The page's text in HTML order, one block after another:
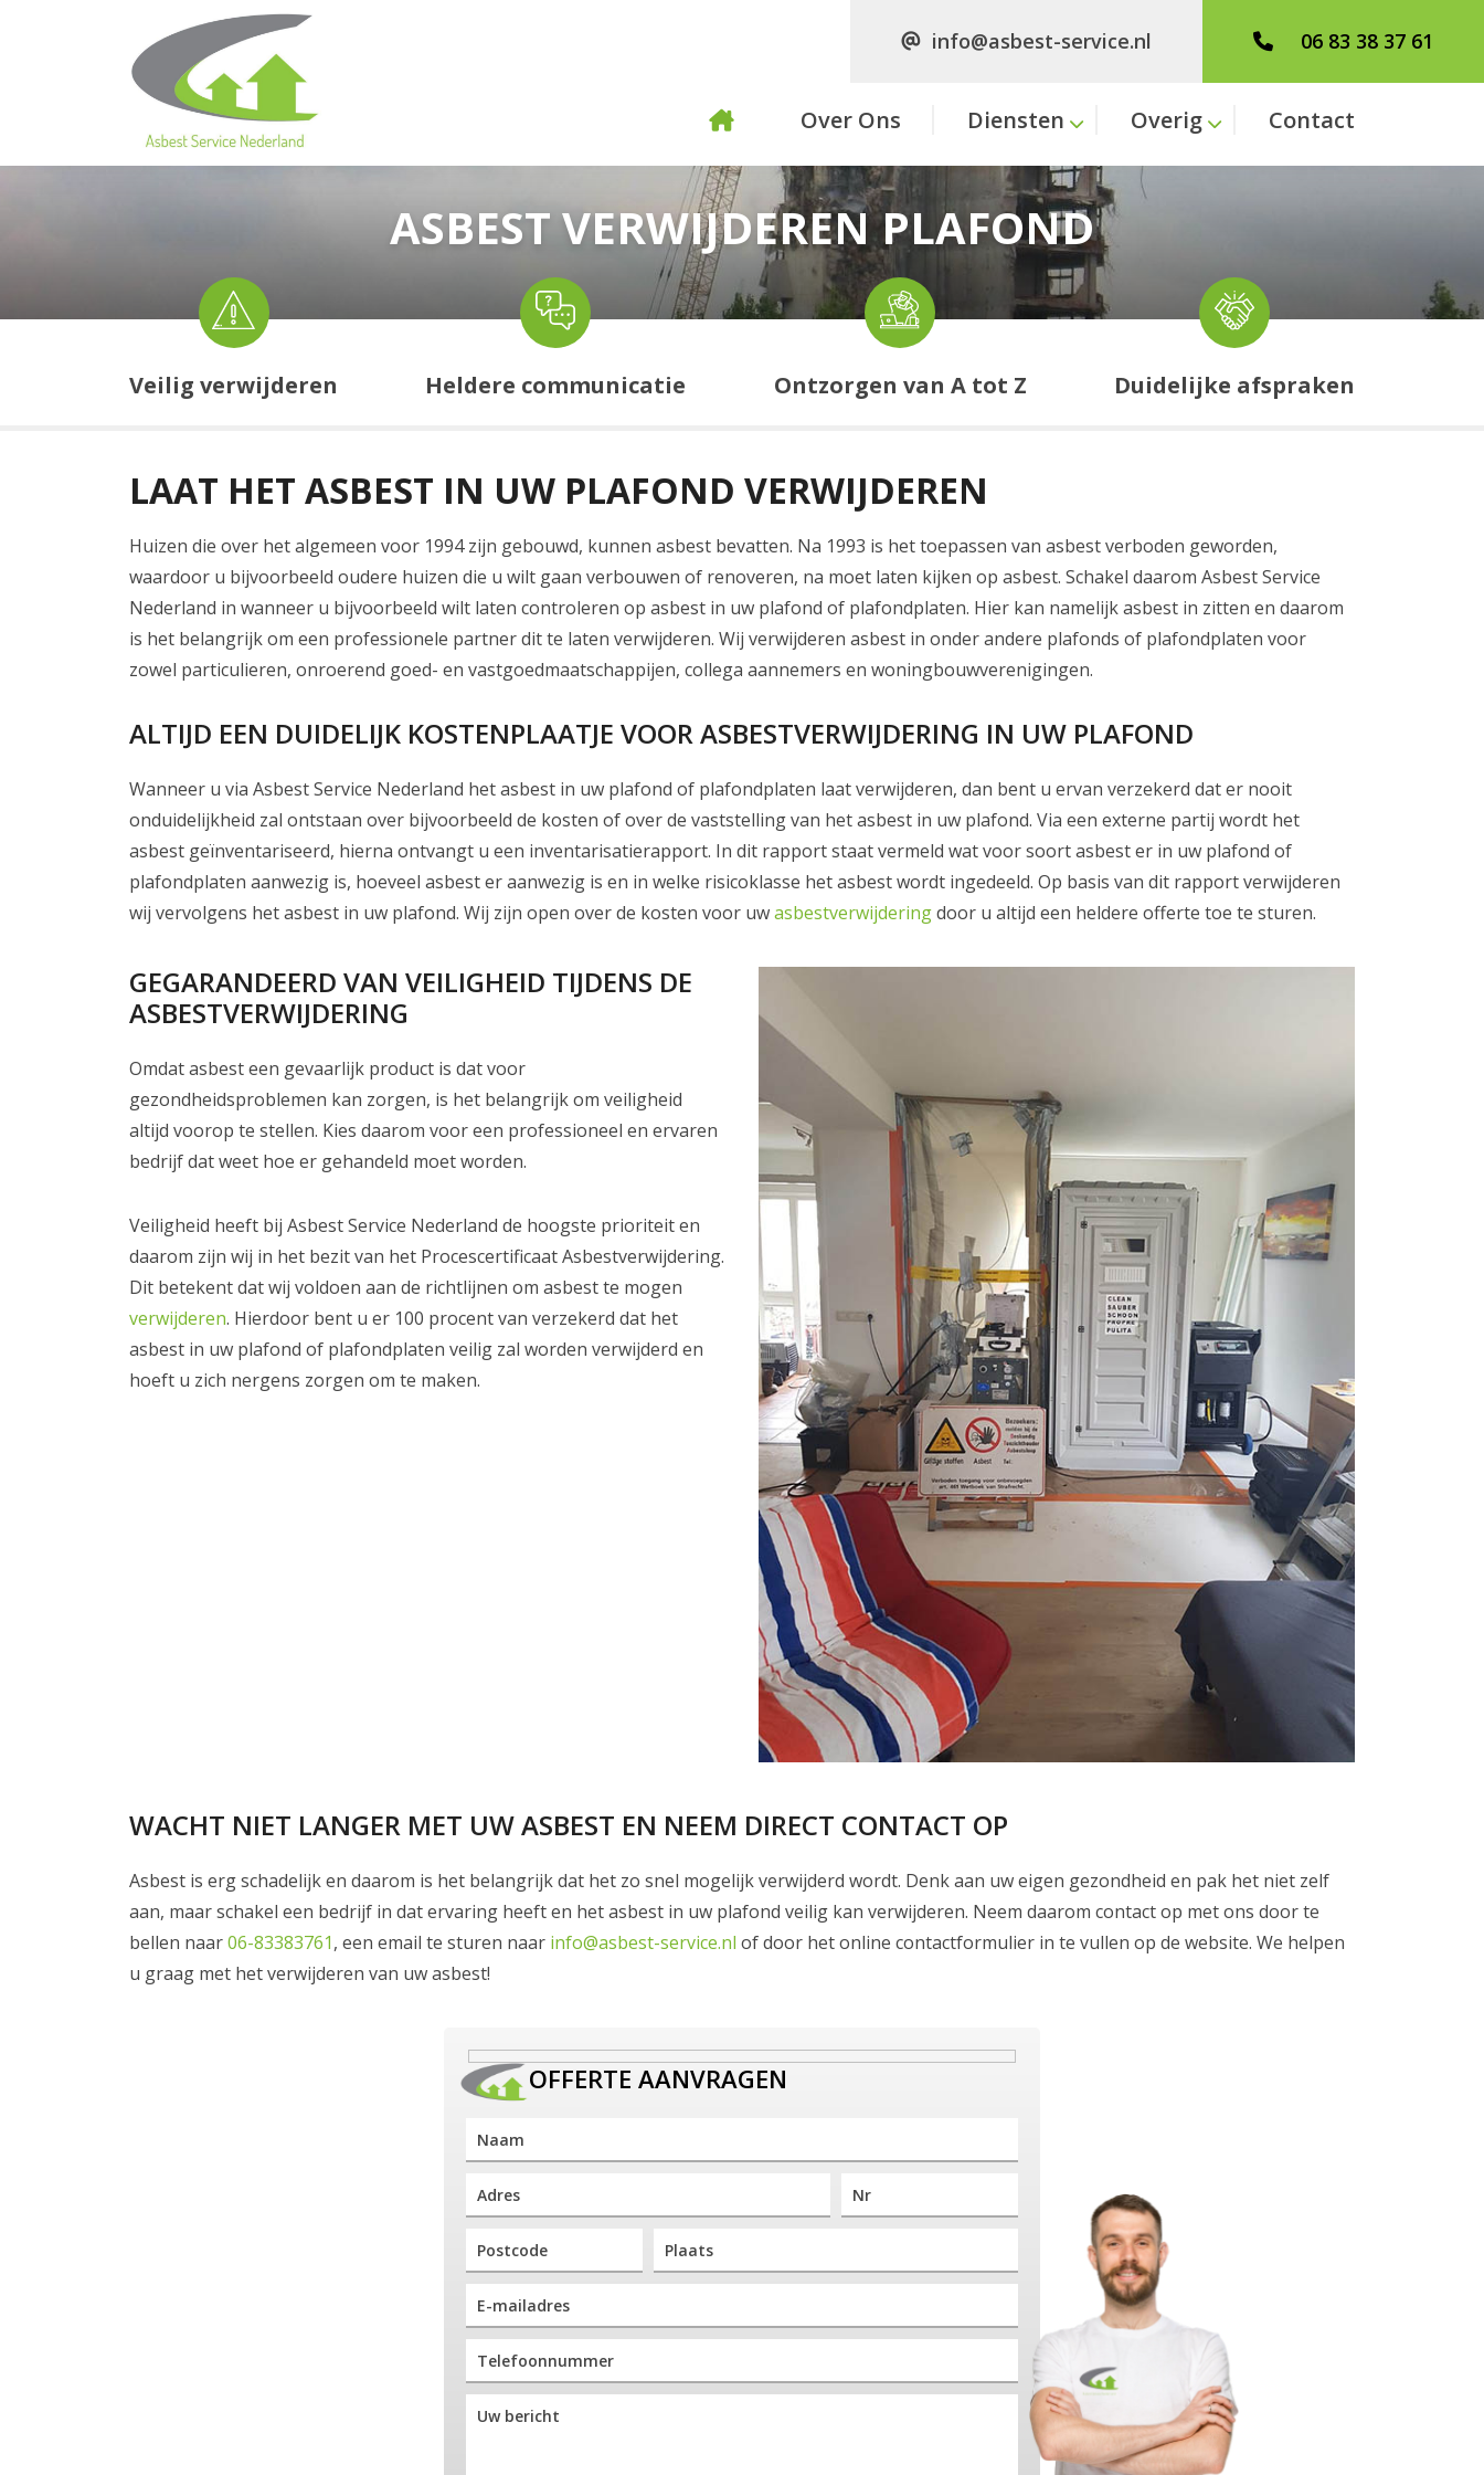
info@asbest-service.nl 06 83 38 37 61
Over Ons Diensten Overig Contact
ASBEST VERWIJDEREN PLAFOND
Veilig verwijderen Heldere communicatie Ontzorgen van A tot Z Duidelijke afspraken
LAAT HET ASBEST IN UW PLAFOND VERWIJDEREN
Huizen die over het algemeen voor 1994 zijn gebouwd, kunnen asbest bevatten. Na 1993 is het toepassen van asbest verboden geworden,
waardoor u bijvoorbeeld oudere huizen die u wilt gaan verbouwen of renoveren, na moet laten kijken op asbest. Schakel daarom Asbest Service
Nederland in wanneer u bijvoorbeeld wilt laten controleren op asbest in uw plafond of plafondplaten. Hier kan namelijk asbest in zitten en daarom
is het belangrijk om een professionele partner dit te laten verwijderen. Wij verwijderen asbest in onder andere plafonds of plafondplaten voor
zowel particulieren, onroerend goed- en vastgoedmaatschappijen, collega aannemers en woningbouwverenigingen.
ALTIJD EEN DUIDELIJK KOSTENPLAATJE VOOR ASBESTVERWIJDERING IN UW PLAFOND
Wanneer u via Asbest Service Nederland het asbest in uw plafond of plafondplaten laat verwijderen, dan bent u ervan verzekerd dat er nooit
onduidelijkheid zal ontstaan over bijvoorbeeld de kosten of over de vaststelling van het asbest in uw plafond. Via een externe partij wordt het
asbest geïnventariseerd, hierna ontvangt u een inventarisatierapport. In dit rapport staat vermeld wat voor soort asbest er in uw plafond of
plafondplaten aanwezig is, hoeveel asbest er aanwezig is en in welke risicoklasse het asbest wordt ingedeeld. Op basis van dit rapport verwijderen
wij vervolgens het asbest in uw plafond. Wij zijn open over de kosten voor uwasbestverwijderingdoor u altijd een heldere offerte toe te sturen.
GEGARANDEERD VAN VEILIGHEID TIJDENS DE
ASBESTVERWIJDERING
Omdat asbest een gevaarlijk product is dat voor
gezondheidsproblemen kan zorgen, is het belangrijk om veiligheid
altijd voorop te stellen. Kies daarom voor een professioneel en ervaren
bedrijf dat weet hoe er gehandeld moet worden.
Veiligheid heeft bij Asbest Service Nederland de hoogste prioriteit en
daarom zijn wij in het bezit van het Procescertificaat Asbestverwijdering.
Dit betekent dat wij voldoen aan de richtlijnen om asbest te mogen
verwijderen. Hierdoor bent u er 100 procent van verzekerd dat het
asbest in uw plafond of plafondplaten veilig zal worden verwijderd en
hoeft u zich nergens zorgen om te maken.
WACHT NIET LANGER MET UW ASBEST EN NEEM DIRECT CONTACT OP
Asbest is erg schadelijk en daarom is het belangrijk dat het zo snel mogelijk verwijderd wordt. Denk aan uw eigen gezondheid en pak het niet zelf
aan, maar schakel een bedrijf in dat ervaring heeft en het asbest in uw plafond veilig kan verwijderen. Neem daarom contact op met ons door te
bellen naar06-83383761, een email te sturen naar info@asbest-service.nl of door het online contactformulier in te vullen op de website. We helpen
u graag met het verwijderen van uw asbest!
OFFERTE AANVRAGEN